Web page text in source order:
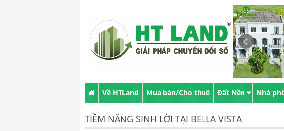
Về HTLand Mua bán/Cho thuê Đất Nền Nhà
TIỀM NĂNG SINH LỜI TẠI BELLA VISTA